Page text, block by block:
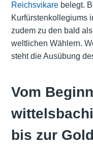
Reichsvikarebelegt.
Kurfürstenkollegiums
zudem zu den bald
weltlichen Wählern.
steht die Ausübung
Vom
bis zur